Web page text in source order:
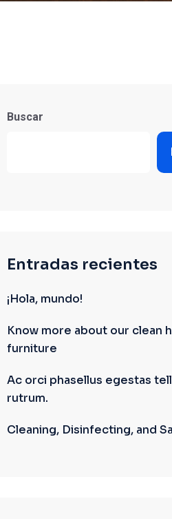
Buscar
Entradas recientes
¡Hola, mundo!
Know more about our clean
furniture
Ac orci phasellus egestas
rutrum.
Cleaning, Disinfecting, and